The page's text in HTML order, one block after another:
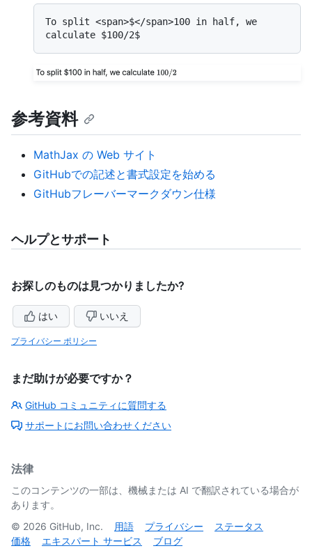
To split <span>$</span>100 in half, we
参考資料
MathJax の Web サイト
GitHubでの記述と書式設定を始める
GitHubフレーバーマークダウン仕様
ヘルプとサポート
お探しのものは見つかりましたか?
はい いいえ
プライバシー ポリシー
まだ助けが必要ですか？
GitHub コミュニティに質問する
サポートにお問い合わせください
法律
このコンテンツの一部は、機械または AI で翻訳されている場合が
あります。
© 2026 GitHub, Inc. 用語 プライバシー
ステータス
価格
エキスパート サービス ブログ